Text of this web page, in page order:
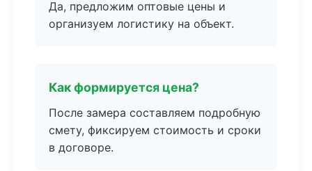
Да, предложим оптовые цены и
организуем логистику на объект.
Как формируется цена?
После замера составляем подробную
смету, фиксируем стоимость и сроки
в договоре.